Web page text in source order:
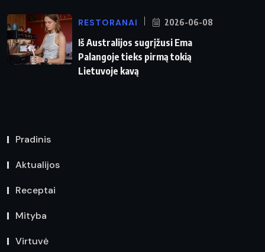
RESTORANAI 2026-06-08
Iš Australijos sugrįžusi Ema
Palangoje tieks pirmą tokią
Lietuvoje kavą
Pradinis
Aktualijos
Receptai
Mityba
Virtuvė